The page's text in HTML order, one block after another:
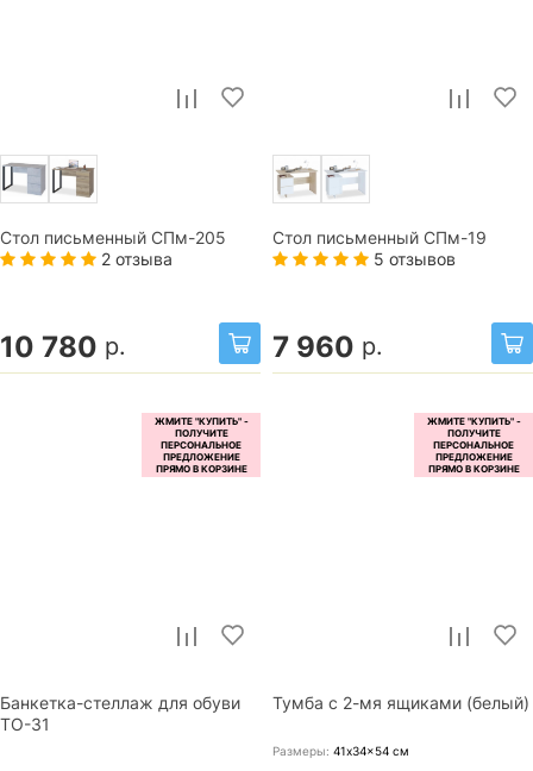
Стол письменный СПм-205
2 отзыва
10 780 р.
Стол письменный СПм-19
5 отзывов
7 960 р.
Банкетка-стеллаж для обуви
ТО-31
Тумба с 2-мя ящиками (белый)
Размеры: 41x34x54 см